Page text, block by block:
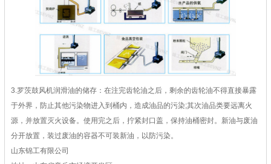
3.罗茨鼓风机润滑油的储存：在注完齿轮油之后，剩余的齿轮油不得直接暴露
于外界，防止其他污染物进入到桶内，造成油品的污染;其次油品类要远离火
源，并放置灭火设备。使用完之后，拧紧封口盖，保持油桶密封。新油与废油
分开放置，装过废油的容器不可装新油，以防污染。
山东锦工有限公司